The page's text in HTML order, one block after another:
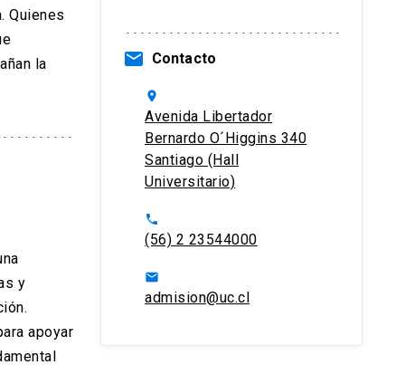
Quienes
la
y
apoyar
email Contacto
location_on
Avenida Libertador
Bernardo O´Higgins 340
Santiago (Hall
Universitario)
phone
(56) 2 23544000
email
admision@uc.cl